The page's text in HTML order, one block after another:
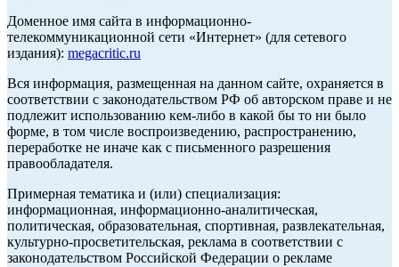
Доменное имя сайта в информационно-
телекоммуникационной сети «Интернет» (для сетевого
издания): megacritic.ru
Вся информация, размещенная на данном сайте, охраняется в
соответствии с законодательством РФ об авторском праве и не
подлежит использованию кем-либо в какой бы то ни было
форме, в том числе воспроизведению, распространению,
переработке не иначе как с письменного разрешения
правообладателя.
Примерная тематика и (или) специализация:
информационная, информационно-аналитическая,
политическая, образовательная, спортивная, развлекательная,
культурно-просветительская, реклама в соответствии с
законодательством Российской Федерации о рекламе